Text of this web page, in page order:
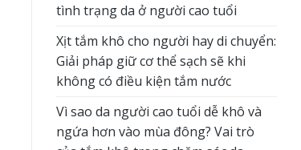
tình trạng da ở người cao tuổi
Xịt tắm khô cho người hay di chuyển:
Giải pháp giữ cơ thể sạch sẽ khi
không có điều kiện tắm nước
Vì sao da người cao tuổi dễ khô và
ngứa hơn vào mùa đông? Vai trò